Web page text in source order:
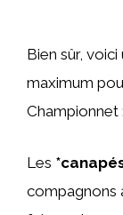
Bien sûr,
maximum
Championnet :
Les
compagnons